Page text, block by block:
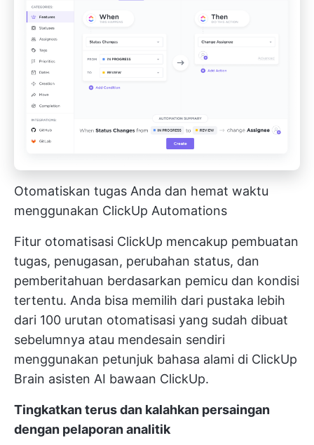
Otomatiskan tugas Anda dan hemat waktu
menggunakan ClickUp Automations
Fitur otomatisasi ClickUp mencakup pembuatan
tugas, penugasan, perubahan status, dan
pemberitahuan berdasarkan pemicu dan kondisi
tertentu. Anda bisa memilih dari pustaka lebih
dari 100 urutan otomatisasi yang sudah dibuat
sebelumnya atau mendesain sendiri
menggunakan petunjuk bahasa alami di ClickUp
Brain asisten AI bawaan ClickUp.
Tingkatkan terus dan kalahkan persaingan
dengan pelaporan analitik